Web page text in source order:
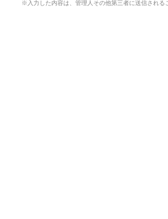
※入力した内容は、管理人その他第三者に送信される